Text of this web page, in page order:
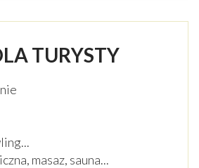
TURYSTY
...
masaz, sauna...